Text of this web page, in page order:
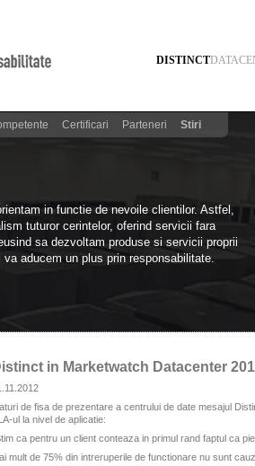
DISTINCT
Certificari Parteneri Stiri
in functie de nevoile clientilor. Astfel,
tuturor cerintelor, oferind servicii fara
sa dezvoltam produse si servicii proprii
aducem un plus prin responsabilitate.
in Marketwatch Datacenter
de fisa de prezentare a centrului de date mesajul
ul la nivel de aplicatie:
ca pentru un client conteaza in primul rand faptul ca
mult de 75% din intreruperile de functionare nu sunt